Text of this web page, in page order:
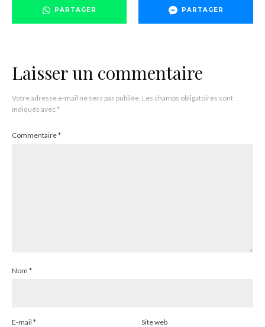
PARTAGER PARTAGER
Laisser un commentaire
Votre adresse e-mail ne sera pas publiée. Les champs obligatoires sont
indiqués avec*
Commentaire*
Nom *
E-mail * Site web